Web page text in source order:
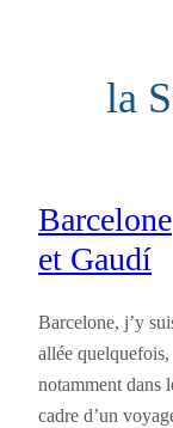
la
Barcelone
et Gaudí
Barcelone, j’y
allée quelquefois,
notamment dans
cadre d’un